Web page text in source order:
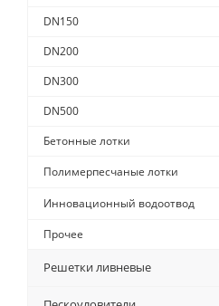
DN150
DN200
DN300
DN500
Бетонные лотки
Полимерпесчаные лотки
Инновационный водоотвод
Прочее
Решетки ливневые